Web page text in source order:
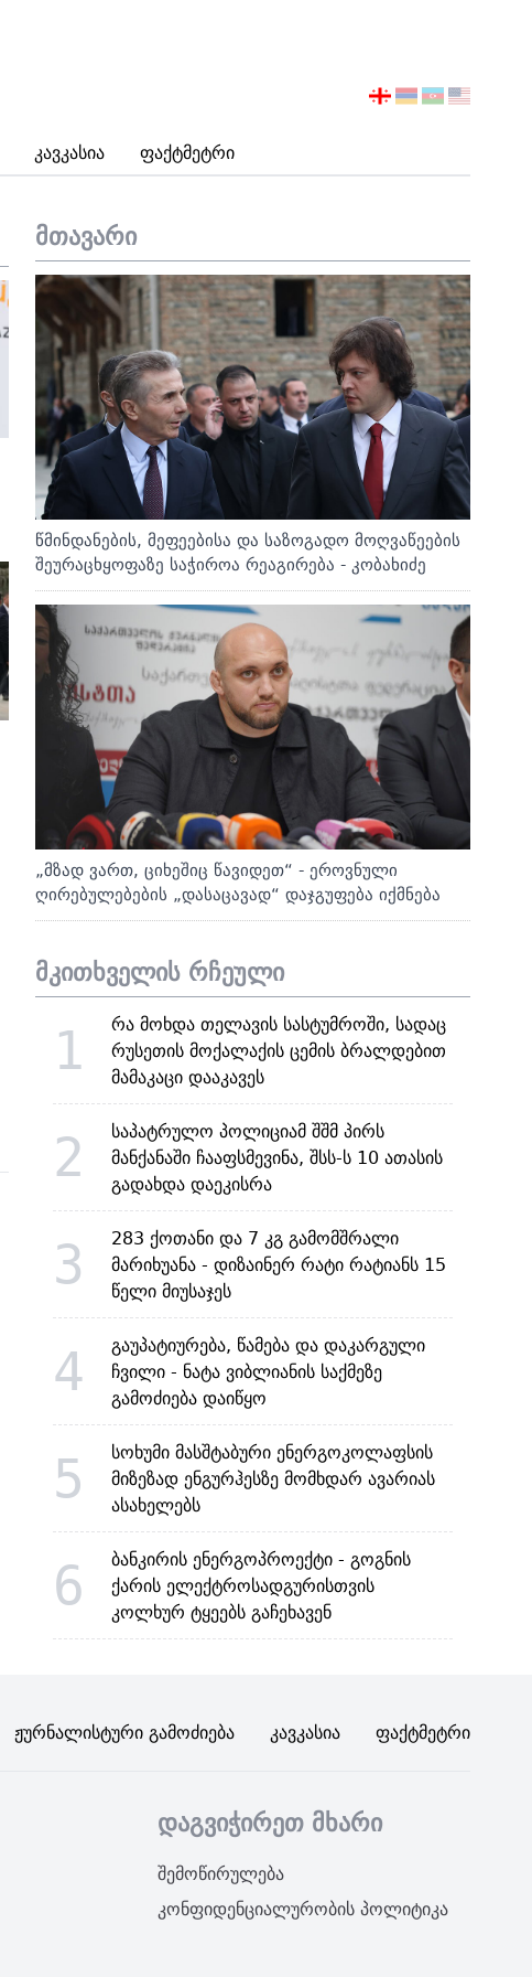
Კავკასია Ფაქტმეტრი
აირჩიეთ
მთავარი
წმინდანების, მეფეებისა და საზოგადო მოღვაწეების
შეურაცხყოფაზე საჭიროა რეაგირება - კობახიძე
„მზად ვართ, ციხეშიც წავიდეთ“ - ეროვნული
ღირებულებების „დასაცავად“ დაჯგუფება იქმნება
მკითხველის რჩეული
1
რა მოხდა თელავის სასტუმროში, სადაც
რუსეთის მოქალაქის ცემის ბრალდებით
მამაკაცი დააკავეს
2
საპატრულო პოლიციამ შშმ პირს
მანქანაში ჩააფსმევინა, შსს-ს 10 ათასის
გადახდა დაეკისრა
3
283 ქოთანი და 7 კგ გამომშრალი
მარიხუანა - დიზაინერ რატი რატიანს 15
წელი მიუსაჯეს
4
გაუპატიურება, წამება და დაკარგული
ჩვილი - ნატა ვიბლიანის საქმეზე
გამოძიება დაიწყო
5
სოხუმი მასშტაბური ენერგოკოლაფსის
მიზეზად ენგურჰესზე მომხდარ ავარიას
ასახელებს
6
ბანკირის ენერგოპროექტი - გოგნის
ქარის ელექტროსადგურისთვის
კოლხურ ტყეებს გაჩეხავენ
Ჟურნალისტური Გამოძიება Კავკასია Ფაქტმეტრი
დაგვიჭირეთ მხარი
შემოწირულება
კონფიდენციალურობის პოლიტიკა